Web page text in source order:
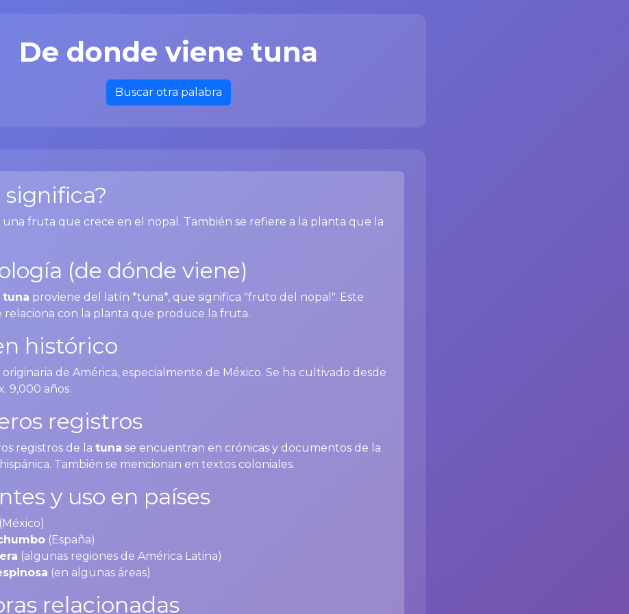
De donde viene tuna
Buscar otra palabra
significa?
una fruta que crece en el nopal. También se refiere a la planta que la
(de dónde viene)
tuna proviene del latín *tuna*, que significa "fruto del nopal". Este
relaciona con la planta que produce la fruta.
histórico
originaria de América, especialmente de México. Se ha cultivado desde
9,000 años.
registros
registros de la tuna se encuentran en crónicas y documentos de la
También se mencionan en textos coloniales.
y uso en países
(México)
(España)
(algunas regiones de América Latina)
(en algunas áreas)
relacionadas